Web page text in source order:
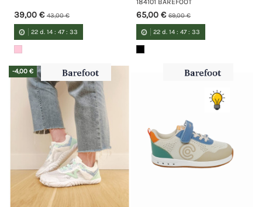
39,00 €43,00 €
22 d. 14 :47 :33
184101 BAREFOOT
65,00 €69,00 €
22 d. 14 :47 :33
-4,00 €